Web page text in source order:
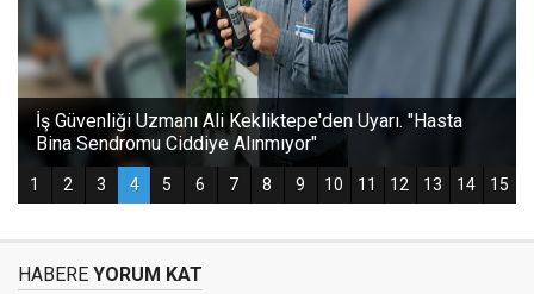
HABERE YORUM KAT